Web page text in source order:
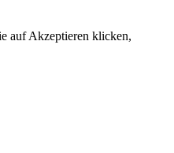
auf Akzeptieren klicken,